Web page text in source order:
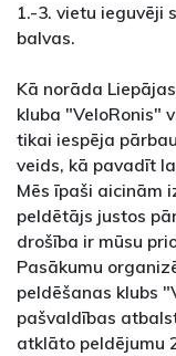
1.-3. vietu ieguvēji
balvas.
Kā norāda
kluba "VeloRonis"
tikai iespēja
veids, kā pavadīt
Mēs īpaši aicinām
peldētājs justos
drošība ir mūsu
Pasākumu
peldēšanas klubs
pašvaldības
atklāto peldējumu